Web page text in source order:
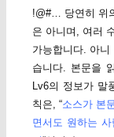
!@#… 당연히 위
은 아니며, 여러
가능합니다. 아
습니다. 본문을
Lv6의 정보가 말
칙은, “소스가 본
면서도 원하는